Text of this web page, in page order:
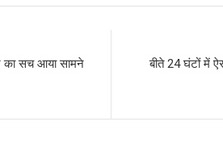
का सच आया सामने
बीते 24 घंटों में